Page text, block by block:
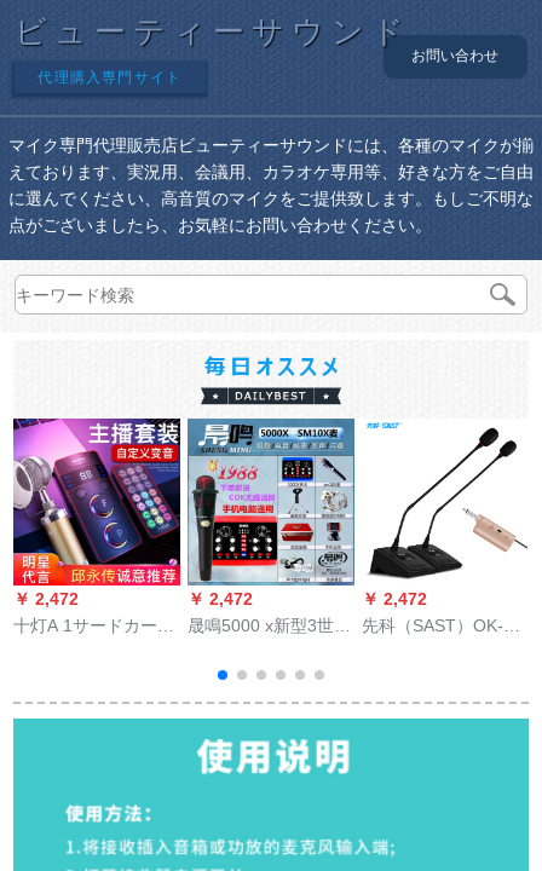
ビューティーサウンド
代理購入専門サイト
お問い合わせ
マイク専門代理販売店ビューティーサウンドには、各種のマイクが揃
えております、実況用、会議用、カラオケ専用等、好きな方をご自由
に選んでください、高音質のマイクをご提供致します。もしご不明な
点がございましたら、お気軽にお問い合わせください。
￥ 2,472
十灯A 1サードカータ
を食べるということ
ドドである。
￥ 2,472
晟鳴5000 x新型3世代
のコンピタの通用す
る生放送の音カドは1
を歩くで、音の変化
国民のK歌の調音台の
音カド
￥ 2,472
先科（SAST）OK-32
と、無線のガチーユ